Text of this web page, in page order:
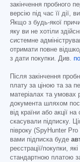
закінчення пробного
версію під час її дії,
Якщо з будь-якої
яку ви не хотіли
системне
отримати повне
з дати покупки. Див.
Після закінчення
плату за ціною та за
матеріалах та умовах
документа шляхом
від країни або акції
скасували підписку.
півроку (SpyHunter
вами підписка буде
реєстрації/покупки,
стандартною платою